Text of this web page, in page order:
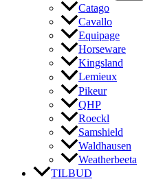
Catago
Cavallo
Equipage
Horseware
Kingsland
Lemieux
Pikeur
QHP
Roeckl
Samshield
Waldhausen
Weatherbeeta
TILBUD